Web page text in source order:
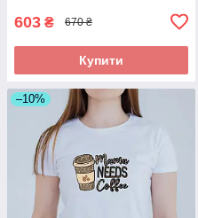
603 ₴ 670 ₴
Купити
–10%